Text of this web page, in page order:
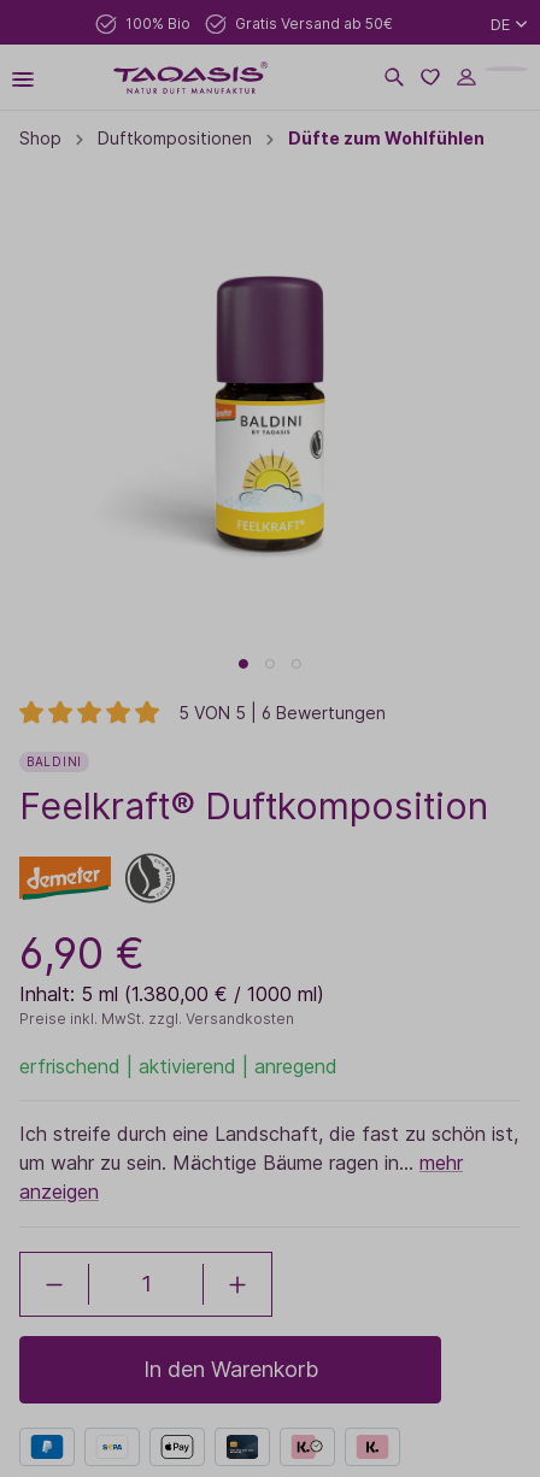
100% Bio Gratis Versand ab 50€ DE
Shop Duftkompositionen Düfte zum Wohlfühlen
5 VON 5 | 6 Bewertungen
BALDINI
Feelkraft® Duftkomposition
6,90 €
Inhalt: 5 ml (1.380,00 € / 1000 ml)
Preise inkl. MwSt. zzgl. Versandkosten
erfrischend | aktivierend | anregend
Ich streife durch eine Landschaft, die fast zu schön ist,
um wahr zu sein. Mächtige Bäume ragen in… mehr
anzeigen
In den Warenkorb